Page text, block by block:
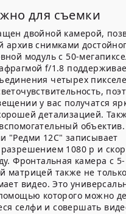
для съемки
двойной камерой,
архив снимками
модуль с 50-
f/1.8
четырех
у вас получатся
детализацией.
"Редми 12С" записывает
1080 p и
Фронтальная камера с 5-
матрицей также не
видео. Это
которого можно
селфи и совершать